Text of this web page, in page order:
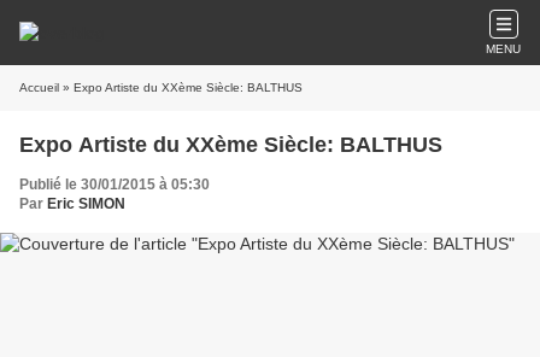
MENU
Accueil » Expo Artiste du XXème Siècle: BALTHUS
Expo Artiste du XXème Siècle: BALTHUS
Publié le 30/01/2015 à 05:30
Par Eric SIMON